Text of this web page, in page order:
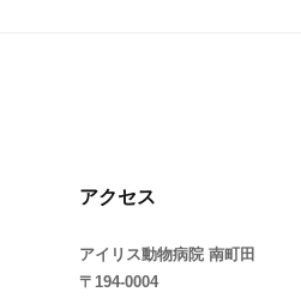
アクセス
アイリス動物病院 南町田
〒194-0004